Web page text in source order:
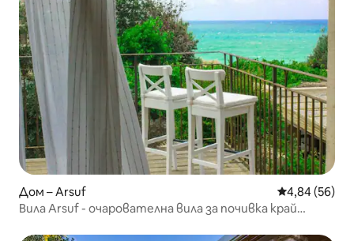
Дом – Arsuf Средна
4,84 (56)
Вила Arsuf - очарователна вила за почивка край